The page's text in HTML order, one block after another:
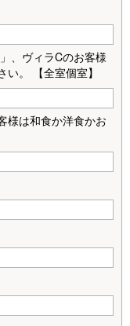
、ヴィラCのお客様
。 【全室個室】
様は和食か洋食かお